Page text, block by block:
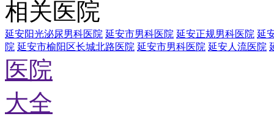
相关医院
延安阳光泌尿男科医院 延安市男科医院 延安正规男科医院 延
院 延安市榆阳区长城北路医院 延安市男科医院 延安人流医院
医院
大全